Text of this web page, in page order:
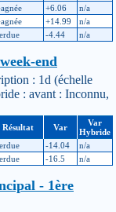
+6.06
n/a
+14.99
n/a
-4.44 n/a
end
: 1d (échelle
: avant : Inconnu,
Résultat Var
Var
Hybride
-14.04
n/a
-16.5 n/a
- 1ère